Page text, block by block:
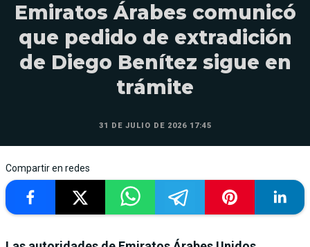
Emiratos Árabes comunicó
que pedido de extradición
de Diego Benítez sigue en
trámite
31 DE JULIO DE 2026 17:45
Compartir en redes